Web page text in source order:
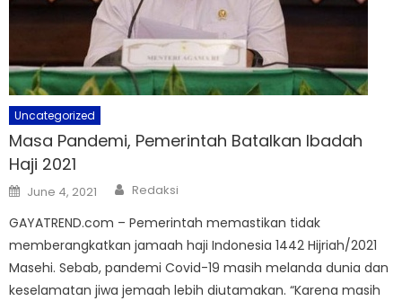
Uncategorized
Masa Pandemi, Pemerintah Batalkan Ibadah
Haji 2021
Posted
on
June 4, 2021 Author
Redaksi
GAYATREND.com – Pemerintah memastikan tidak
memberangkatkan jamaah haji Indonesia 1442 Hijriah/2021
Masehi. Sebab, pandemi Covid-19 masih melanda dunia dan
keselamatan jiwa jemaah lebih diutamakan. “Karena masih